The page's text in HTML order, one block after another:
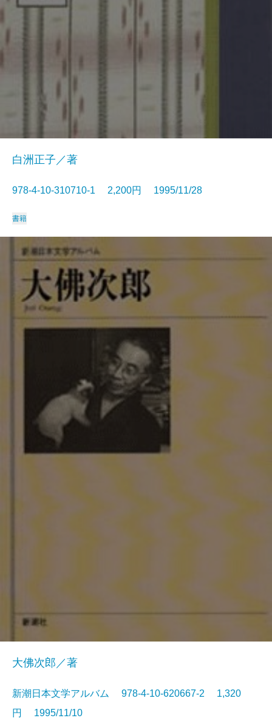
白洲正子／著
978-4-10-310710-1 2,200円 1995/11/28
書籍
大佛次郎／著
新潮日本文学アルバム 978-4-10-620667-2 1,320
円 1995/11/10